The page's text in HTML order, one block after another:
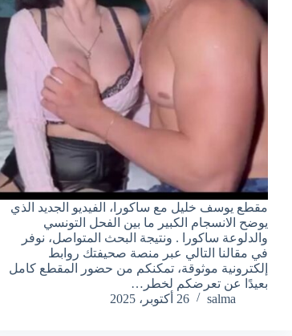
مقطع يوسف خليل مع ساكورا، الفيديو الجديد الذي
يوضح الانسجام الكبير ما بين الفحل التونسي
والدلوعة ساكورا . ونتيجة البحث المتواصل، نوفر
في مقالنا التالي عبر منصة صحيفتك روابط
إلكترونية موثوقة، تمكنكم من حضور المقطع كامل
بعيدًا عن تعرضكم لخطر…
salma
26 أكتوبر، 2025